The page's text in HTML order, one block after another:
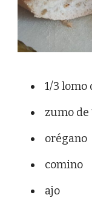
1/3 lomo
zumo de
orégano
comino
ajo